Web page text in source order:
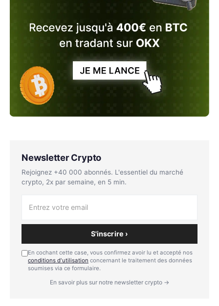
Newsletter Crypto
Rejoignez +40 000 abonnés. L'essentiel du marché
crypto, 2x par semaine, en 5 min.
S'inscrire ›
En cochant cette case, vous confirmez avoir lu et accepté nos
conditions d'utilisation concernant le traitement des données
soumises via ce formulaire.
En savoir plus sur notre newsletter crypto →